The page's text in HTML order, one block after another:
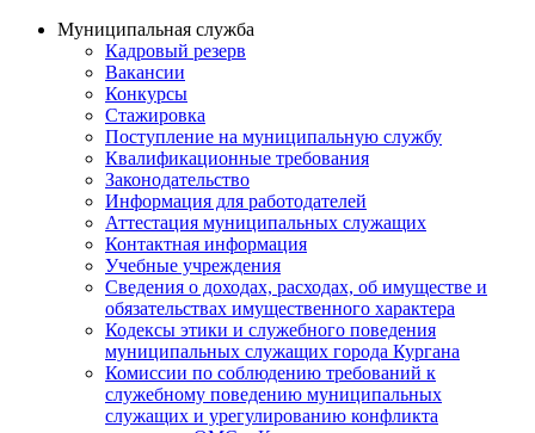
Муниципальная служба
Кадровый резерв
Вакансии
Конкурсы
Стажировка
Поступление на муниципальную службу
Квалификационные требования
Законодательство
Информация для работодателей
Аттестация муниципальных служащих
Контактная информация
Учебные учреждения
Сведения о доходах, расходах, об имуществе и
обязательствах имущественного характера
Кодексы этики и служебного поведения
муниципальных служащих города Кургана
Комиссии по соблюдению требований к
служебному поведению муниципальных
служащих и урегулированию конфликта